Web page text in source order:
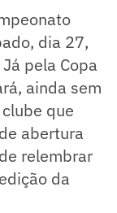
dia 27,
pela Copa
ainda sem
que
abertura
relembrar
da